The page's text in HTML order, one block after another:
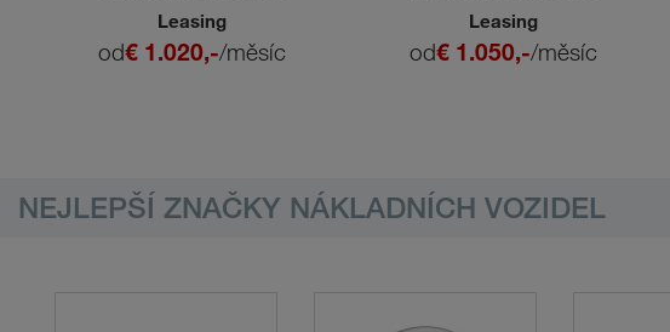
Leasing
od€ 1.020,-/měsíc
Leasing
od€ 1.050,-/měsíc
NEJLEPŠÍ ZNAČKY NÁKLADNÍCH VOZIDEL